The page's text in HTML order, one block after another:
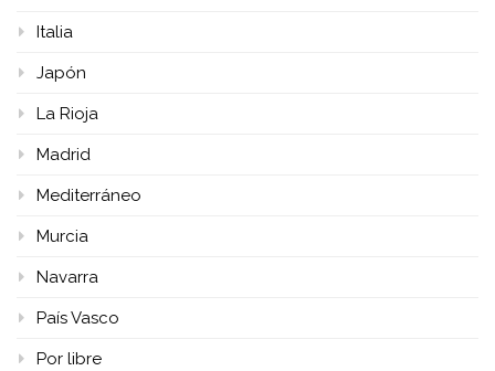
Italia
Japón
La Rioja
Madrid
Mediterráneo
Murcia
Navarra
País Vasco
Por libre